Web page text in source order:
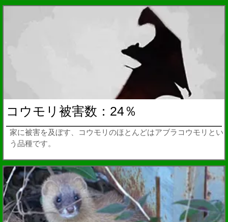
コウモリ被害数：24％
家に被害を及ぼす、コウモリのほとんどはアブラコウモリとい
う品種です。